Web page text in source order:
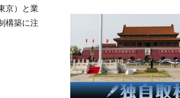
京）と業
構築に注